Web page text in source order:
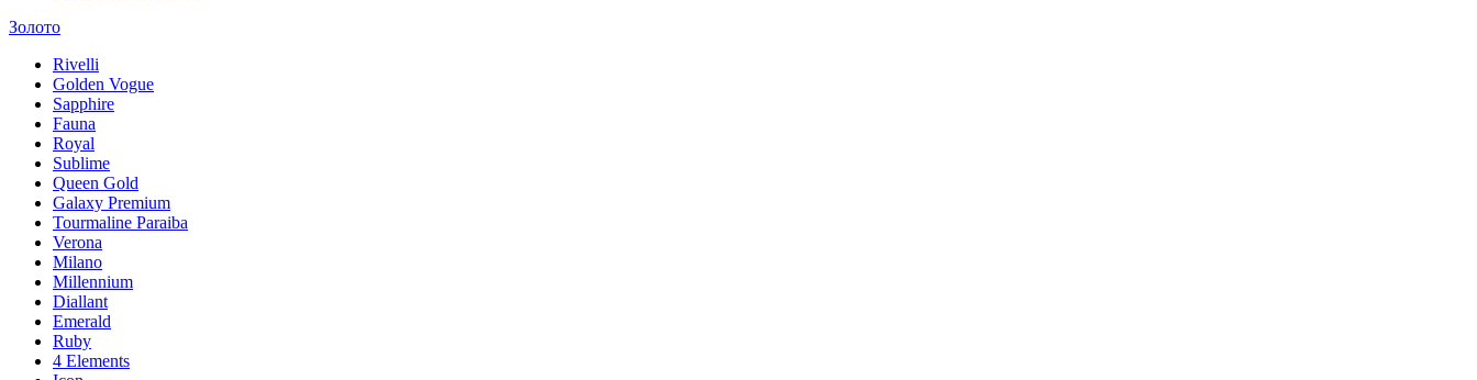
Золото
Rivelli
Golden Vogue
Sapphire
Fauna
Royal
Sublime
Queen Gold
Galaxy Premium
Tourmaline Paraiba
Verona
Milano
Millennium
Diallant
Emerald
Ruby
4 Elements